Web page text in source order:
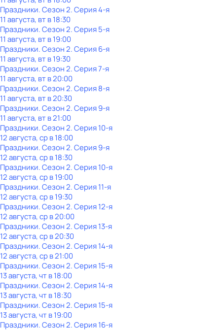
Праздники. Сезон 2. Серия 4-я
11 августа, вт в 18:30
Праздники. Сезон 2. Серия 5-я
11 августа, вт в 19:00
Праздники. Сезон 2. Серия 6-я
11 августа, вт в 19:30
Праздники. Сезон 2. Серия 7-я
11 августа, вт в 20:00
Праздники. Сезон 2. Серия 8-я
11 августа, вт в 20:30
Праздники. Сезон 2. Серия 9-я
11 августа, вт в 21:00
Праздники. Сезон 2. Серия 10-я
12 августа, ср в 18:00
Праздники. Сезон 2. Серия 9-я
12 августа, ср в 18:30
Праздники. Сезон 2. Серия 10-я
12 августа, ср в 19:00
Праздники. Сезон 2. Серия 11-я
12 августа, ср в 19:30
Праздники. Сезон 2. Серия 12-я
12 августа, ср в 20:00
Праздники. Сезон 2. Серия 13-я
12 августа, ср в 20:30
Праздники. Сезон 2. Серия 14-я
12 августа, ср в 21:00
Праздники. Сезон 2. Серия 15-я
13 августа, чт в 18:00
Праздники. Сезон 2. Серия 14-я
13 августа, чт в 18:30
Праздники. Сезон 2. Серия 15-я
13 августа, чт в 19:00
Праздники. Сезон 2. Серия 16-я